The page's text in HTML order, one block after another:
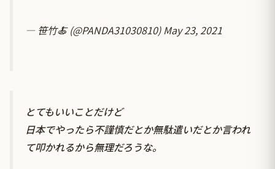
— 笹竹🍝 (@PANDA31030810)May 23, 2021
とてもいいことだけど
日本でやったら不謹慎だとか無駄遣いだとか言われ
て叩かれるから無理だろうな。